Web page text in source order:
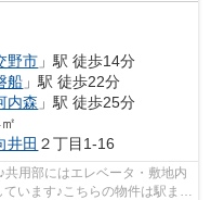
野市 」駅 徒歩14分
船 」駅 徒歩22分
内森 」駅 徒歩25分
井田 ２丁目1-16
用部にはエレベータ・敷地内
います♪こちらの物件は駅まで